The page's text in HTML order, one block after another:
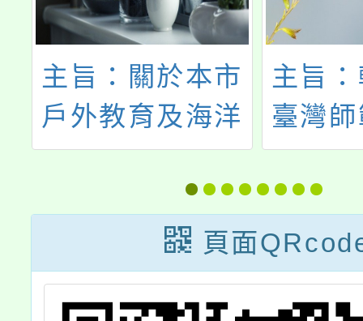
市
洋
相
主旨：轉知國立
臺灣師範大學辦
理114年全國學
生舞蹈比賽「芭
蕾說明會」流程
表，請查照。
「
全
冬
頁面